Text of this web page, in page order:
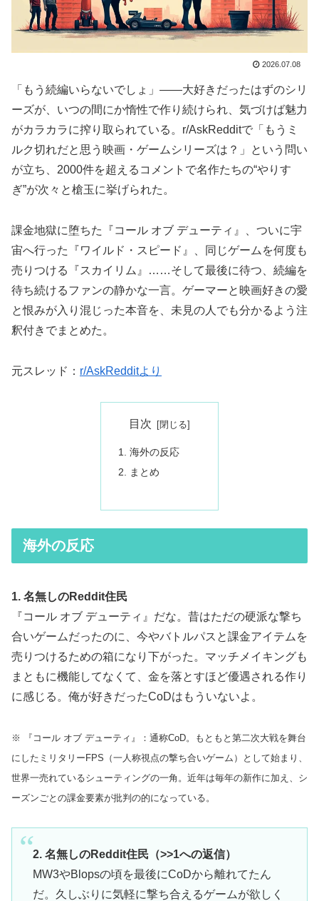
2026.07.08
「もう続編いらないでしょ」——大好きだったはずのシリ
ーズが、いつの間にか惰性で作り続けられ、気づけば魅力
がカラカラに搾り取られている。r/AskRedditで「もうミ
ルク切れだと思う映画・ゲームシリーズは？」という問い
が立ち、2000件を超えるコメントで名作たちの“やりす
ぎ”が次々と槍玉に挙げられた。
課金地獄に堕ちた『コール オブ デューティ』、ついに宇
宙へ行った『ワイルド・スピード』、同じゲームを何度も
売りつける『スカイリム』……そして最後に待つ、続編を
待ち続けるファンの静かな一言。ゲーマーと映画好きの愛
と恨みが入り混じった本音を、未見の人でも分かるよう注
釈付きでまとめた。
元スレッド： r/AskRedditより
目次
海外の反応
まとめ
海外の反応
1. 名無しのReddit住民
『コール オブ デューティ』だな。昔はただの硬派な撃ち
合いゲームだったのに、今やバトルパスと課金アイテムを
売りつけるための箱になり下がった。マッチメイキングも
まともに機能してなくて、金を落とすほど優遇される作り
に感じる。俺が好きだったCoDはもういないよ。
※ 『コール オブ デューティ』：通称CoD。もともと第二次大戦を舞台
にしたミリタリーFPS（一人称視点の撃ち合いゲーム）として始まり、
世界一売れているシューティングの一角。近年は毎年の新作に加え、シ
ーズンごとの課金要素が批判の的になっている。
2. 名無しのReddit住民（>>1への返信）
MW3やBlopsの頃を最後にCoDから離れてたん
だ。久しぶりに気軽に撃ち合えるゲームが欲しく